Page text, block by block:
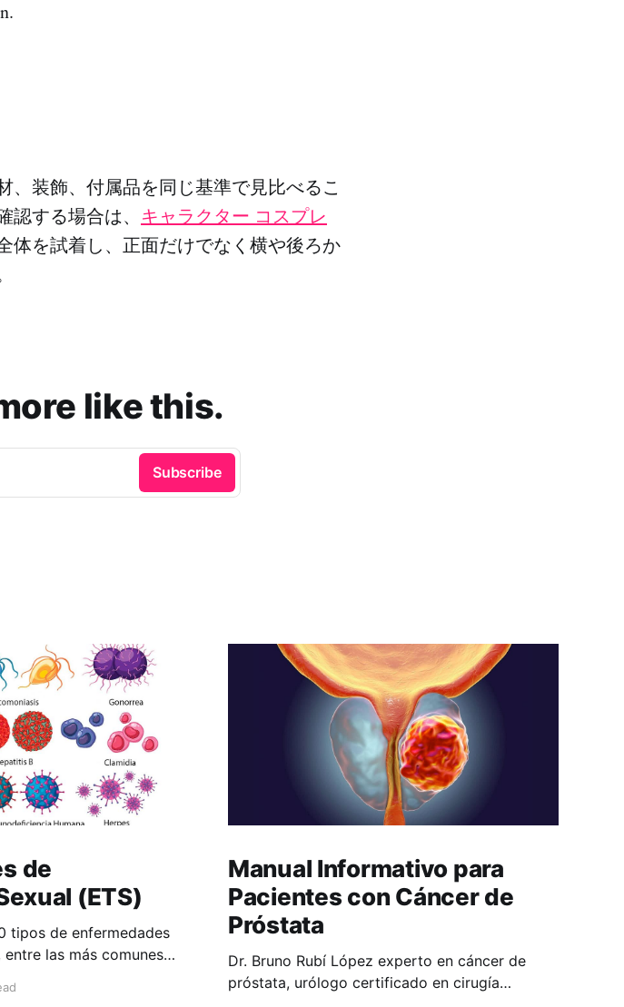
装飾、付属品を同じ基準で見比べるこ
する場合は、 キャラクター コスプレ
体を試着し、正面だけでなく横や後ろか
like this.
Subscribe
de
(ETS)
tipos de enfermedades
las más comunes
Manual Informativo para
Pacientes con Cáncer de
Próstata
Dr. Bruno Rubí López experto en cáncer de
próstata, urólogo certificado en cirugía